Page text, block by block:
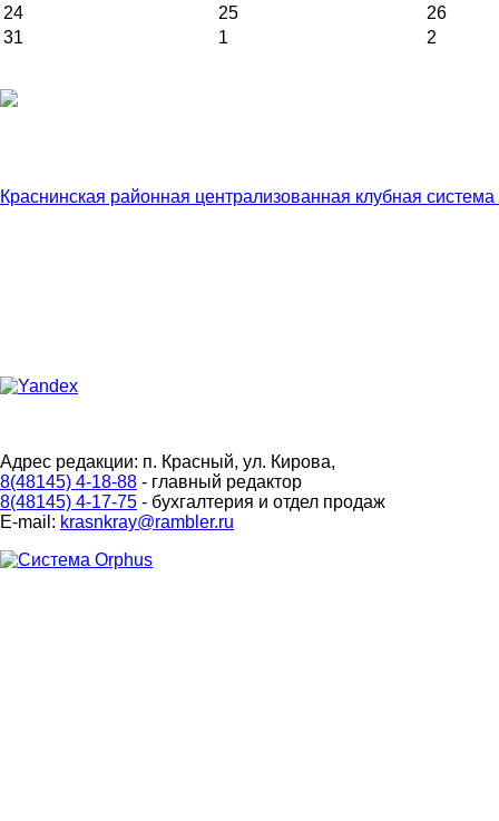
24
25
26
31
1 2
Краснинская районная централизованная клубная
Адрес редакции: п. Красный, ул. Кирова,
8(48145) 4-18-88 - главный редактор
8(48145) 4-17-75 - бухгалтерия и отдел продаж
E-mail: krasnkray@rambler.ru